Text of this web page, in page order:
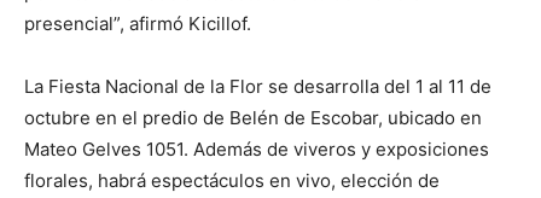
presencial”, afirmó Kicillof.
La Fiesta Nacional de la Flor se desarrolla del 1 al 11 de
octubre en el predio de Belén de Escobar, ubicado en
Mateo Gelves 1051. Además de viveros y exposiciones
florales, habrá espectáculos en vivo, elección de